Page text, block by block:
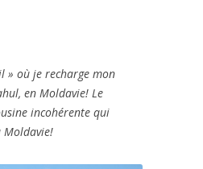
» où je recharge mon
en Moldavie! Le
incohérente qui
Moldavie!